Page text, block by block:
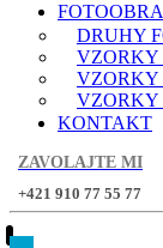
DRUHY
VZORKY
VZORKY
KONTAKT
ZAVOLAJTE MI
+421 910 77 55 77